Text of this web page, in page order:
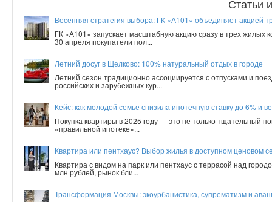
Статьи
Весенняя стратегия выбора: ГК «А101» объединяет акцией
ГК «А101» запускает масштабную акцию сразу в трех
30 апреля покупатели пол...
Летний досуг в Щелково: 100% натуральный отдых в городе
Летний сезон традиционно ассоциируется с отпусками и
российских и зарубежных кур...
Кейс: как молодой семье снизила ипотечную ставку до 6% и
Покупка квартиры в 2025 году — это не только тщательный
«правильной ипотеке»...
Квартира или пентхаус? Выбор жилья в доступном ценовом
Квартира с видом на парк или пентхаус с террасой над
млн рублей, рынок бли...
Трансформация Москвы: экоурбанистика, супрематизм и